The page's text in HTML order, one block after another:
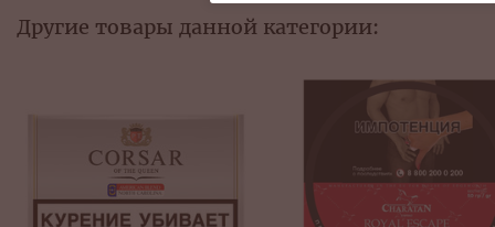
Другие товары данной категории: